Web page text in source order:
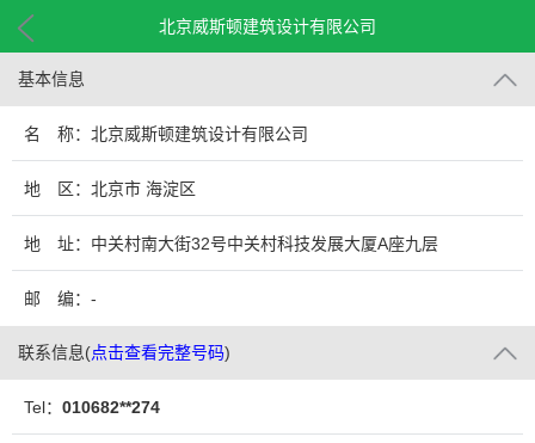
北京威斯顿建筑设计有限公司
基本信息
名 称：北京威斯顿建筑设计有限公司
地 区：北京市 海淀区
地 址：中关村南大街32号中关村科技发展大厦A座九层
邮 编：-
联系信息(点击查看完整号码)
Tel： 010682**274